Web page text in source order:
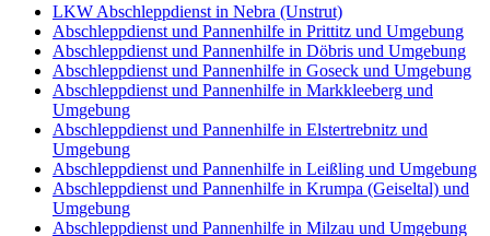
LKW Abschleppdienst in Nebra (Unstrut)
Abschleppdienst und Pannenhilfe in Prittitz und Umgebung
Abschleppdienst und Pannenhilfe in Döbris und Umgebung
Abschleppdienst und Pannenhilfe in Goseck und Umgebung
Abschleppdienst und Pannenhilfe in Markkleeberg und
Umgebung
Abschleppdienst und Pannenhilfe in Elstertrebnitz und
Umgebung
Abschleppdienst und Pannenhilfe in Leißling und Umgebung
Abschleppdienst und Pannenhilfe in Krumpa (Geiseltal) und
Umgebung
Abschleppdienst und Pannenhilfe in Milzau und Umgebung